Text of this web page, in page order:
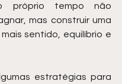
próprio tempo não
mas construir uma
sentido, equilíbrio e
estratégias para